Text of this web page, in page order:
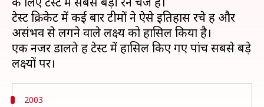
टेस्ट क्रिकेट में कई बार टीमों ने ऐसे इतिहास रचे हैं और
असंभव से लगने वाले लक्ष्य को हासिल किया है।
एक नजर डालते हैं टेस्ट में हासिल किए गए पांच सबसे बड़े
2003